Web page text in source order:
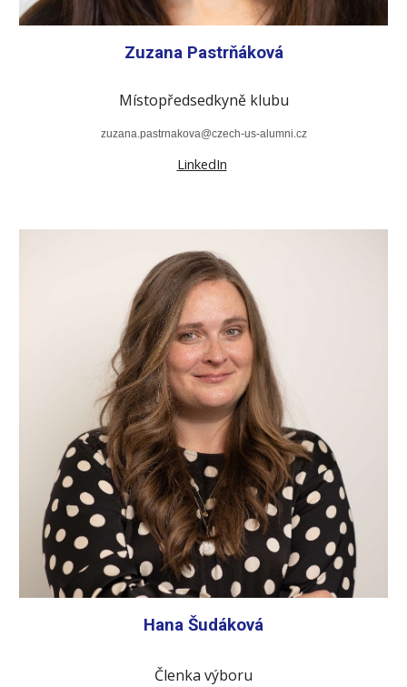
Zuzana Pastrňáková
Místopředsedkyně klubu
zuzana.pastrnakova@czech-us-alumni.cz
LinkedIn
Hana Šudáková
Členka výboru